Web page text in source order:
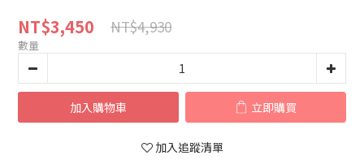
NT$3,450 NT$4,930
數量
加入購物車 立即購買
加入追蹤清單